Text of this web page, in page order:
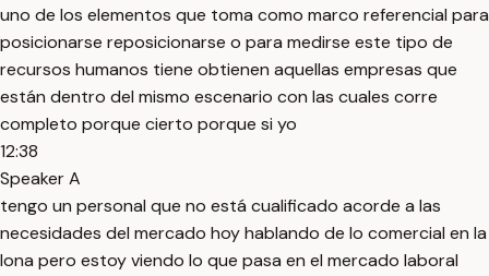
uno de los elementos que toma como marco referencial para
posicionarse reposicionarse o para medirse este tipo de
recursos humanos tiene obtienen aquellas empresas que
están dentro del mismo escenario con las cuales corre
completo porque cierto porque si yo
12:38
Speaker A
tengo un personal que no está cualificado acorde a las
necesidades del mercado hoy hablando de lo comercial en la
lona pero estoy viendo lo que pasa en el mercado laboral